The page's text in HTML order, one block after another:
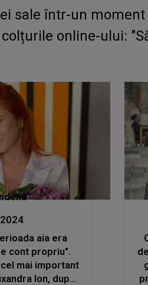
sale într-un moment
colțurile online-ului:
aia era
cont propriu".
mai important
Ion, după